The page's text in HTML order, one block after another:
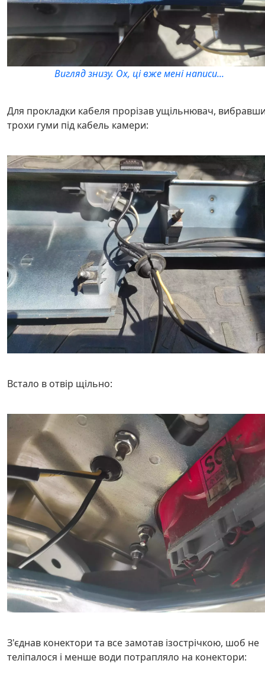
Вигляд знизу. Ох, ці вже мені написи...
Для прокладки кабеля прорізав ущільнювач,
трохи гуми під кабель камери:
Встало в отвір щільно:
З'єднав конектори та все замотав ізострічкою, шоб не
теліпалося і менше води потрапляло на конектори: